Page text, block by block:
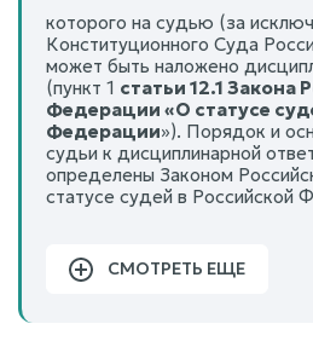
которого на судью (за
Конституционного Суда
может быть наложено
(пункт 1 статьи 12.1 Закона
Федерации «О статусе
Федерации»). Порядок и
судьи к дисциплинарной
определены Законом
статусе судей в Российской
СМОТРЕТЬ ЕЩЕ